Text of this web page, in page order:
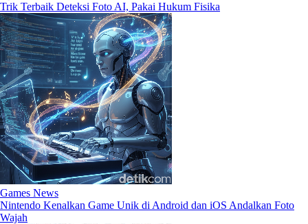
Trik Terbaik Deteksi Foto AI, Pakai Hukum Fisika
Games News
Nintendo Kenalkan Game Unik di Android dan iOS Andalkan Foto
Wajah